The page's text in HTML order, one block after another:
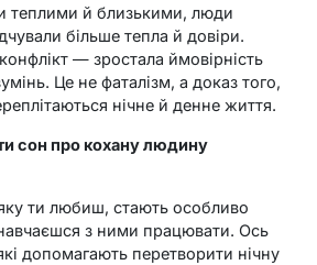
теплими й близькими, люди
більше тепла й довіри.
— зростала ймовірність
Це не фаталізм, а доказ того,
нічне й денне життя.
сон про кохану людину
ти любиш, стають особливо
з ними працювати. Ось
допомагають перетворити нічну